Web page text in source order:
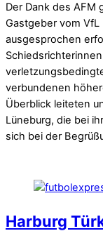
Der Dank des AFM
Gastgeber vom VfL
ausgesprochen
verbundenen
Überblick leiteten
Lüneburg, die bei
sich bei der
Harburg